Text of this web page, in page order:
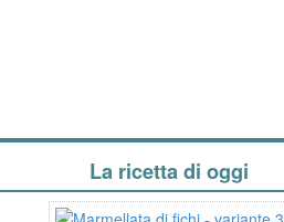
La ricetta di oggi